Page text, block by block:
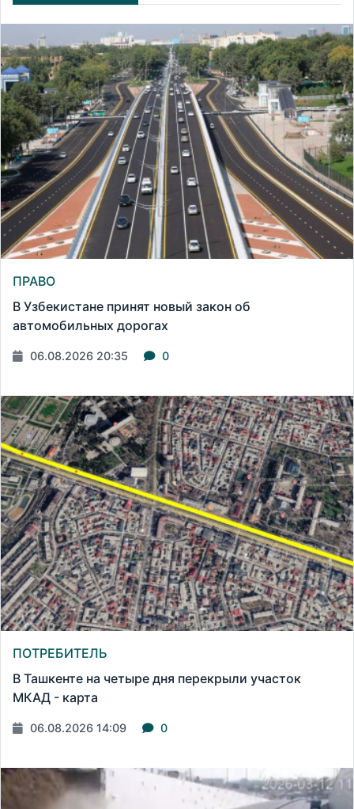
ПРАВО
В Узбекистане принят новый закон об
автомобильных дорогах
06.08.2026 20:35 0
ПОТРЕБИТЕЛЬ
В Ташкенте на четыре дня перекрыли участок
МКАД - карта
06.08.2026 14:09 0